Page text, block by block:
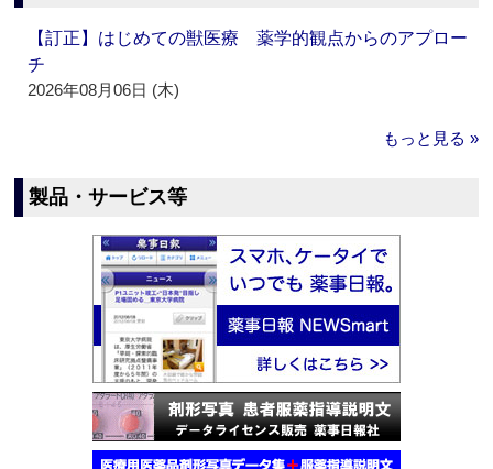
【訂正】はじめての獣医療 薬学的観点からのアプロー
チ
2026年08月06日 (木)
もっと見る »
製品・サービス等